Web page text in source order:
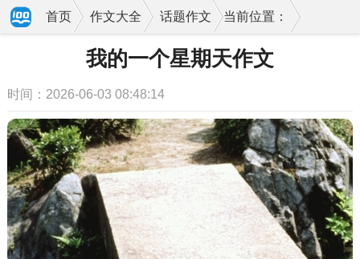
当前位置：
首页 作文大全 话题作文
我的一个星期天作文
时间：2026-06-03 08:48:14